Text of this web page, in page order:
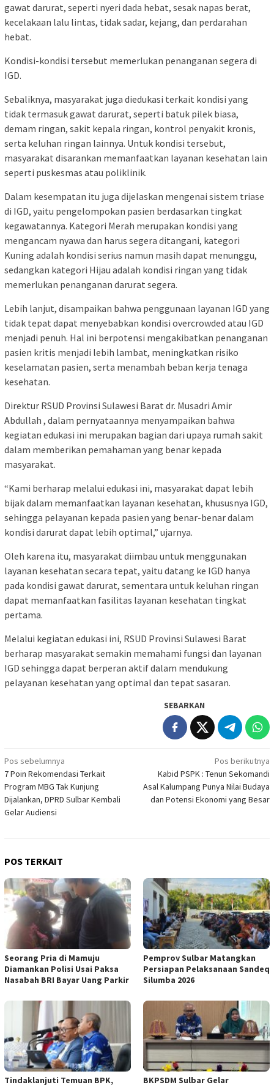
gawat darurat, seperti nyeri dada hebat, sesak napas berat,
kecelakaan lalu lintas, tidak sadar, kejang, dan perdarahan
hebat.
Kondisi-kondisi tersebut memerlukan penanganan segera di
IGD.
Sebaliknya, masyarakat juga diedukasi terkait kondisi yang
tidak termasuk gawat darurat, seperti batuk pilek biasa,
demam ringan, sakit kepala ringan, kontrol penyakit kronis,
serta keluhan ringan lainnya. Untuk kondisi tersebut,
masyarakat disarankan memanfaatkan layanan kesehatan lain
seperti puskesmas atau poliklinik.
Dalam kesempatan itu juga dijelaskan mengenai sistem triase
di IGD, yaitu pengelompokan pasien berdasarkan tingkat
kegawatannya. Kategori Merah merupakan kondisi yang
mengancam nyawa dan harus segera ditangani, kategori
Kuning adalah kondisi serius namun masih dapat menunggu,
sedangkan kategori Hijau adalah kondisi ringan yang tidak
memerlukan penanganan darurat segera.
Lebih lanjut, disampaikan bahwa penggunaan layanan IGD yang
tidak tepat dapat menyebabkan kondisi overcrowded atau IGD
menjadi penuh. Hal ini berpotensi mengakibatkan penanganan
pasien kritis menjadi lebih lambat, meningkatkan risiko
keselamatan pasien, serta menambah beban kerja tenaga
kesehatan.
Direktur RSUD Provinsi Sulawesi Barat dr. Musadri Amir
Abdullah , dalam pernyataannya menyampaikan bahwa
kegiatan edukasi ini merupakan bagian dari upaya rumah sakit
dalam memberikan pemahaman yang benar kepada
masyarakat.
“Kami berharap melalui edukasi ini, masyarakat dapat lebih
bijak dalam memanfaatkan layanan kesehatan, khususnya IGD,
sehingga pelayanan kepada pasien yang benar-benar dalam
kondisi darurat dapat lebih optimal,” ujarnya.
Oleh karena itu, masyarakat diimbau untuk menggunakan
layanan kesehatan secara tepat, yaitu datang ke IGD hanya
pada kondisi gawat darurat, sementara untuk keluhan ringan
dapat memanfaatkan fasilitas layanan kesehatan tingkat
pertama.
Melalui kegiatan edukasi ini, RSUD Provinsi Sulawesi Barat
berharap masyarakat semakin memahami fungsi dan layanan
IGD sehingga dapat berperan aktif dalam mendukung
pelayanan kesehatan yang optimal dan tepat sasaran.
SEBARKAN
Navigasi
pos
Pos sebelumnya
7 Poin Rekomendasi Terkait
Program MBG Tak Kunjung
Dijalankan, DPRD Sulbar Kembali
Gelar Audiensi
Pos berikutnya
Kabid PSPK : Tenun Sekomandi
Asal Kalumpang Punya Nilai Budaya
dan Potensi Ekonomi yang Besar
POS TERKAIT
Seorang Pria di Mamuju
Diamankan Polisi Usai Paksa
Nasabah BRI Bayar Uang Parkir
Pemprov Sulbar Matangkan
Persiapan Pelaksanaan Sandeq
Silumba 2026
Tindaklanjuti Temuan BPK, BKPSDM Sulbar Gelar